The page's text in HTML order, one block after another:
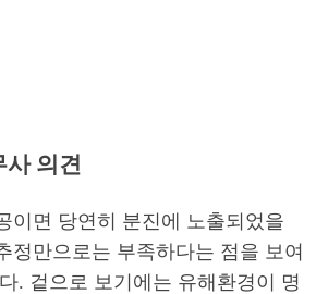
의견
이면 당연히 분진에 노출되었을
정만으로는 부족하다는 점을 보여
. 겉으로 보기에는 유해환경이 명